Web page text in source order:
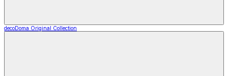
decoDoma Original Collection